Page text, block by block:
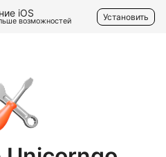
iOS
возможностей Установить